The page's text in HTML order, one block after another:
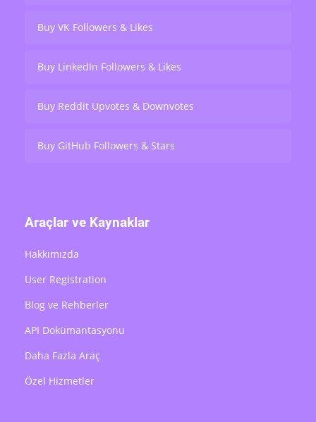
Buy VK Followers & Likes
Buy LinkedIn Followers & Likes
Buy Reddit Upvotes & Downvotes
Buy GitHub Followers & Stars
Araçlar ve Kaynaklar
Hakkımızda
User Registration
Blog ve Rehberler
API Dokümantasyonu
Daha Fazla Araç
Özel Hizmetler